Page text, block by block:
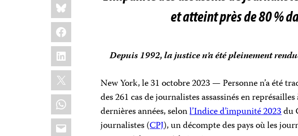
this:
Facebook
LinkedIn
X
WhatsApp
Email
et atteint près de 80 %
Depuis 1992, la justice n’a été pleinement
New York, le 31 octobre 2023 — Personne n’a été
des 261 cas de journalistes assassinés en
dernières années, selonl’Indice d’impunité 2023du
journalistes (CPJ), un décompte des pays où les